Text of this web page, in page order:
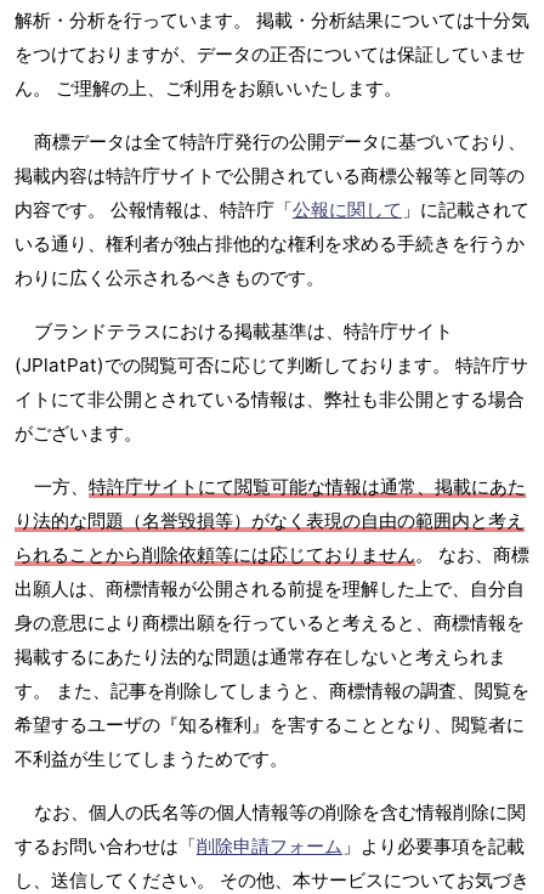
解析・分析を行っています。 掲載・分析結果については十分気
をつけておりますが、データの正否については保証していませ
ん。 ご理解の上、ご利用をお願いいたします。
商標データは全て特許庁発行の公開データに基づいており、
掲載内容は特許庁サイトで公開されている商標公報等と同等の
内容です。 公報情報は、特許庁「公報に関して 」に記載されて
いる通り、権利者が独占排他的な権利を求める手続きを行うか
わりに広く公示されるべきものです。
ブランドテラスにおける掲載基準は、特許庁サイト
(JPlatPat)での閲覧可否に応じて判断しております。 特許庁サ
イトにて非公開とされている情報は、弊社も非公開とする場合
がございます。
一方、 特許庁サイトにて閲覧可能な情報は通常、掲載にあた
り法的な問題（名誉毀損等）がなく表現の自由の範囲内と考え
られることから削除依頼等には応じておりません。 なお、商標
出願人は、商標情報が公開される前提を理解した上で、自分自
身の意思により商標出願を行っていると考えると、商標情報を
掲載するにあたり法的な問題は通常存在しないと考えられま
す。 また、記事を削除してしまうと、商標情報の調査、閲覧を
希望するユーザの『知る権利』を害することとなり、閲覧者に
不利益が生じてしまうためです。
なお、個人の氏名等の個人情報等の削除を含む情報削除に関
するお問い合わせは「削除申請フォーム 」より必要事項を記載
し、送信してください。 その他、本サービスについてお気づき